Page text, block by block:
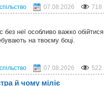
07.08.2026 718
неї особливо важко обійтися,
на твоєму боці.
07.08.2026 522
й чому міліє